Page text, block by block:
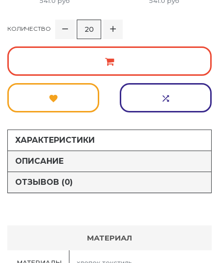
КОЛИЧЕСТВО
ХАРАКТЕРИСТИКИ
ОПИСАНИЕ
ОТЗЫВОВ (0)
МАТЕРИАЛ